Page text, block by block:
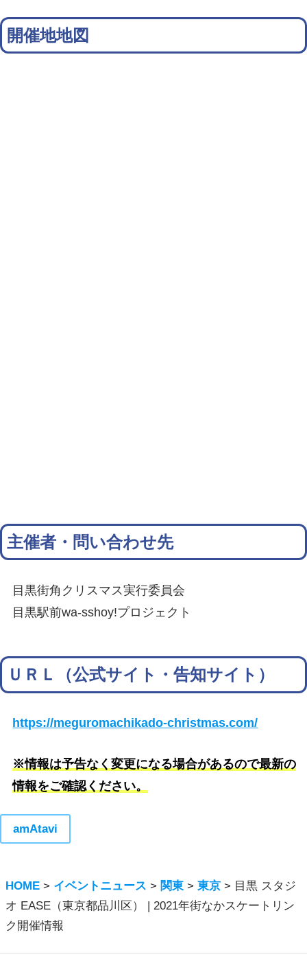
開催地地図
主催者・問い合わせ先
目黒街角クリスマス実行委員会
目黒駅前wa-sshoy!プロジェクト
ＵＲＬ（公式サイト・告知サイト）
https://meguromachikado-christmas.com/
※情報は予告なく変更になる場合があるので最新の
情報をご確認ください。
amAtavi
HOME > イベントニュース > 関東 >東京 > 目黒 スタジ
オ EASE（東京都品川区） | 2021年街なかスケートリン
ク開催情報